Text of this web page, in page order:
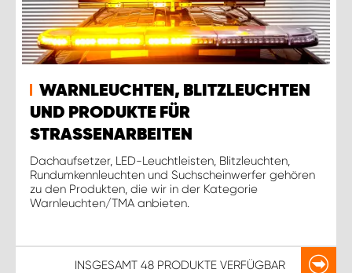
WARNLEUCHTEN, BLITZLEUCHTEN
UND PRODUKTE FÜR
STRASSENARBEITEN
Dachaufsetzer, LED-Leuchtleisten, Blitzleuchten,
Rundumkennleuchten und Suchscheinwerfer gehören
zu den Produkten, die wir in der Kategorie
Warnleuchten/TMA anbieten.
INSGESAMT 48 PRODUKTE VERFÜGBAR